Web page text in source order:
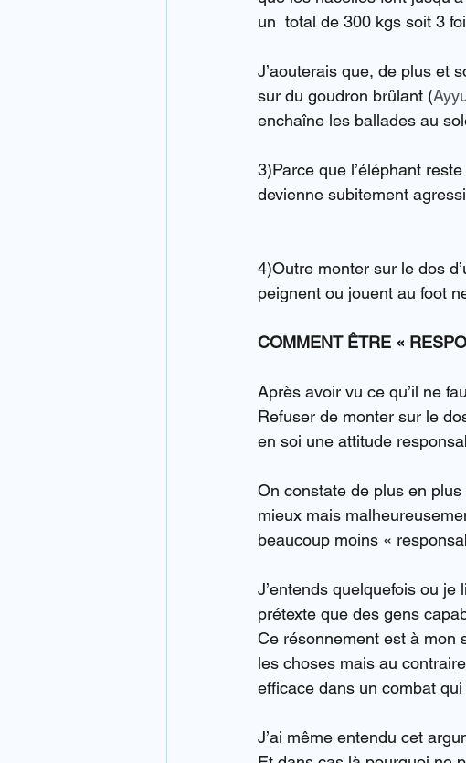
un  total de 300 kgs soit 3
J’aouterais que, de plus et
sur du goudron brûlant (
enchaîne les ballades au
3)Parce que l’éléphant
devienne subitement
4)Outre monter sur le dos
peignent ou jouent au foot
COMMENT ÊTRE «
Après avoir vu ce qu’il ne
Refuser de monter sur le
en soi une attitude
On constate de plus en
mieux mais
beaucoup moins «
J’entends quelquefois ou
prétexte que des gens
Ce résonnement est à mon
les choses mais au
efficace dans un combat
J’ai même entendu cet